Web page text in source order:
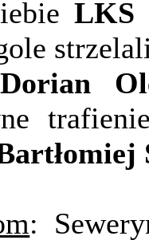
LKS
Dorian
: